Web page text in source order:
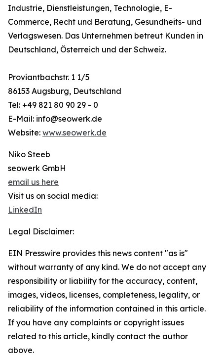
Industrie, Dienstleistungen, Technologie, E-
Commerce, Recht und Beratung, Gesundheits- und
Verlagswesen. Das Unternehmen betreut Kunden in
Deutschland, Österreich und der Schweiz.
Proviantbachstr. 1 1/5
86153 Augsburg, Deutschland
Tel: +49 821 80 90 29 - 0
E-Mail: info@seowerk.de
Website: www.seowerk.de
Niko Steeb
seowerk GmbH
email us here
Visit us on social media:
LinkedIn
Legal Disclaimer:
EIN Presswire provides this news content "as is"
without warranty of any kind. We do not accept any
responsibility or liability for the accuracy, content,
images, videos, licenses, completeness, legality, or
reliability of the information contained in this article.
If you have any complaints or copyright issues
related to this article, kindly contact the author
above.